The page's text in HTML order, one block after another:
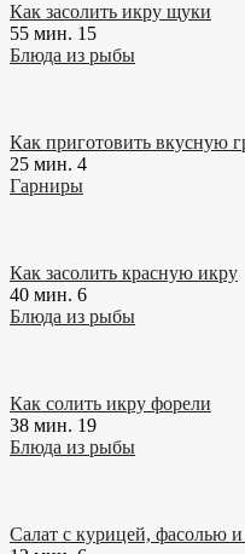
Как засолить икру щуки
55 мин. 15
Блюда из рыбы
Как приготовить вкусную
25 мин. 4
Гарниры
Как засолить красную икру
40 мин. 6
Блюда из рыбы
Как солить икру форели
38 мин. 19
Блюда из рыбы
Салат с курицей, фасолью